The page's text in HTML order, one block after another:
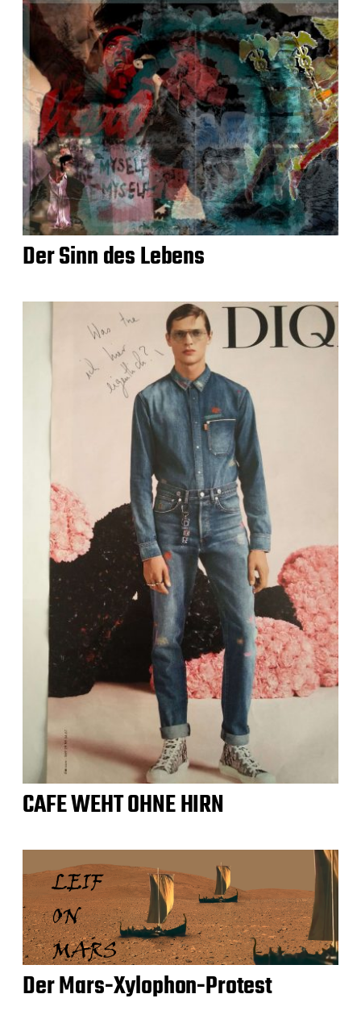
Der Sinn des Lebens
CAFE WEHT OHNE HIRN
Der Mars-Xylophon-Protest